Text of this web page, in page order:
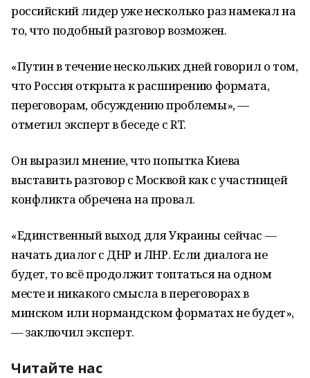
российский лидер уже несколько раз намекал на
то, что подобный разговор возможен.
«Путин в течение нескольких дней говорил о том,
что Россия открыта к расширению формата,
переговорам, обсуждению проблемы», —
отметил эксперт в беседе с RT.
Он выразил мнение, что попытка Киева
выставить разговор с Москвой как с участницей
конфликта обречена на провал.
«Единственный выход для Украины сейчас —
начать диалог с ДНР и ЛНР. Если диалога не
будет, то всё продолжит топтаться на одном
месте и никакого смысла в переговорах в
минском или нормандском форматах не будет»,
— заключил эксперт.
Читайте нас